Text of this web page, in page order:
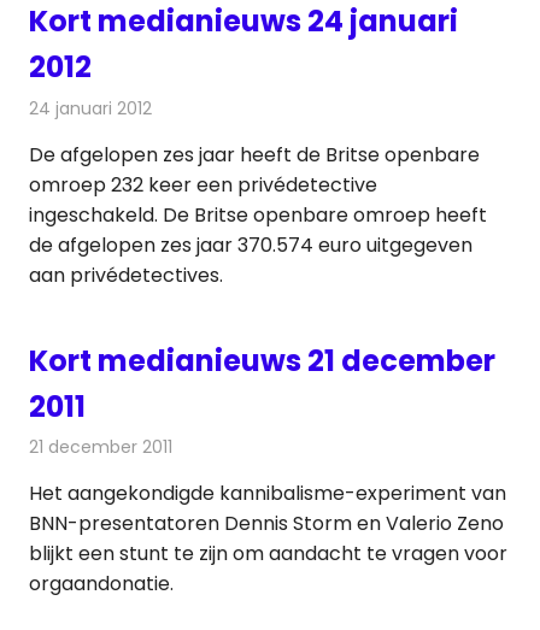
Kort medianieuws 24 januari
2012
24 januari 2012
De afgelopen zes jaar heeft de Britse openbare
omroep 232 keer een privédetective
ingeschakeld. De Britse openbare omroep heeft
de afgelopen zes jaar 370.574 euro uitgegeven
aan privédetectives.
Kort medianieuws 21 december
2011
21 december 2011
Het aangekondigde kannibalisme-experiment van
BNN-presentatoren Dennis Storm en Valerio Zeno
blijkt een stunt te zijn om aandacht te vragen voor
orgaandonatie.